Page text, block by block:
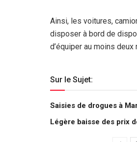
Ainsi, les voitures,
disposer à bord de
d’équiper au moins
Sur le Sujet:
Saisies de drogues à
Légère baisse des prix